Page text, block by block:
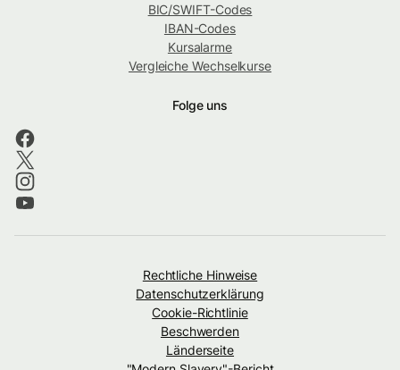
BIC/SWIFT-Codes
IBAN-Codes
Kursalarme
Vergleiche Wechselkurse
Folge uns
Rechtliche Hinweise
Datenschutzerklärung
Cookie-Richtlinie
Beschwerden
Länderseite